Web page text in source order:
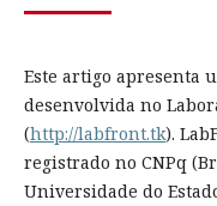
Este artigo apresenta
desenvolvida no
(http://labfront.tk).
registrado no CNPq
Universidade do